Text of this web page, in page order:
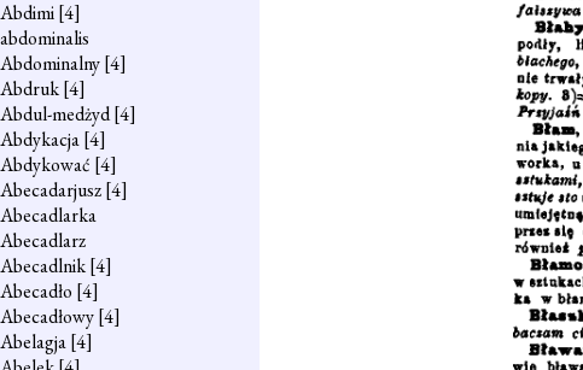
Abdimi[4]
abdominalis
Abdominalny[4]
Abdruk[4]
Abdul-medżyd[4]
Abdykacja[4]
Abdykować [4]
Abecadarjusz[4]
Abecadlarka
Abecadlarz
Abecadlnik[4]
Abecadło [4]
Abecadłowy[4]
Abelagja[4]